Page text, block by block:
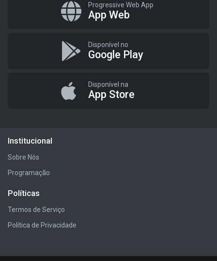
Progressive Web App
App Web
Disponível no
Google Play
Disponível na
App Store
Institucional
Sobre Nós
Programação
Políticas
Termos de Serviço
Política de Privacidade